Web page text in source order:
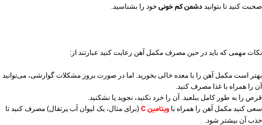
صحبت کنید تا بتوانید دشمن کم خونی خود را بشناسید.
نکات مهمی که باید در حین مصرف مکمل آهن رعایت کنید عبارتند از:
بهتر است مکمل آهن را با معده خالی بخورید. اما در صورت بروز مشکلات گوارشی، می‌توانید
آن را همراه با غذا مصرف کنید.
قرص را به طور کامل ببلعید. آن را خرد نکنید، نجوید یا نشکنید.
سعی کنید مکمل آهن را همراه با ویتامین C
(برای مثال، یک لیوان آب پرتقال) مصرف کنید تا
جذب آن بیشتر شود.